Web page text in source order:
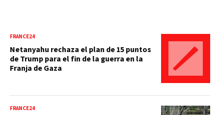
FRANCE24
Netanyahu rechaza el plan de 15 puntos
de Trump para el fin de la guerra en la
Franja de Gaza
FRANCE24